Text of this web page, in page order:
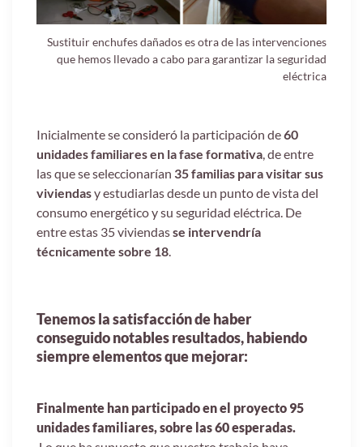
Sustituir enchufes dañados es otra de las intervenciones
que hemos llevado a cabo para garantizar la seguridad
eléctrica
Inicialmente se consideró la participación de60
unidades familiares en la fase formativa, de entre
las que se seleccionarían 35 familias para visitar sus
viviendasy estudiarlas desde un punto de vista del
consumo energético y su seguridad eléctrica. De
entre estas 35 viviendasse intervendría
técnicamente sobre 18.
Tenemos la satisfacción de haber
conseguido notables resultados, habiendo
siempre elementos que mejorar:
Finalmente han participado en el proyecto 95
unidades familiares, sobre las 60 esperadas.